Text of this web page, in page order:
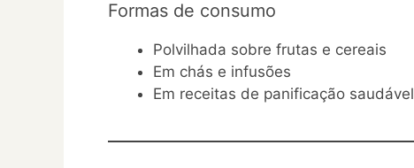
Formas de consumo
Polvilhada sobre frutas e cereais
Em chás e infusões
Em receitas de panificação saudável